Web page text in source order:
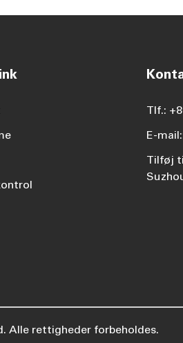
Tlf.:
E-
Tilføj
Alle rettigheder forbeholdes.